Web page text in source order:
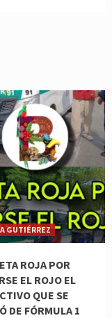
GUTIÉRREZ
ROJA POR
EL ROJO EL
QUE SE
DE FÓRMULA 1